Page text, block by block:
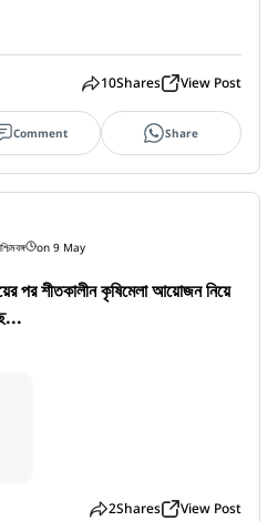
10Shares View Post
Comment Share
on 9 May
পর শীতকালীন কৃষিমেলা আয়োজন নিয়ে
2Shares View Post